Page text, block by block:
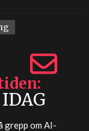
grepp om AI-